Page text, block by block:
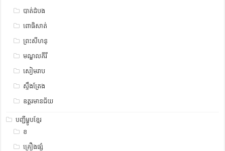
បាត់ដំបង
ពោធិសាត់
ព្រះសីហនុ
មណ្ឌលគីរី
សៀមរាប
ស្ទឹង​​ត្រែង
ឧត្ដរមានជ័យ
បញ្ជីម្ហូបខ្មែរ
ខ
គ្រឿងផ្សំ